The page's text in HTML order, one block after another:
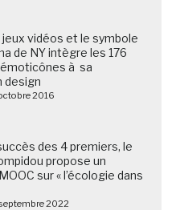
jeux vidéos et le symbole
de NY intègre les 176
à sa
design
2016
des 4 premiers, le
propose un
sur « l’écologie dans
2022